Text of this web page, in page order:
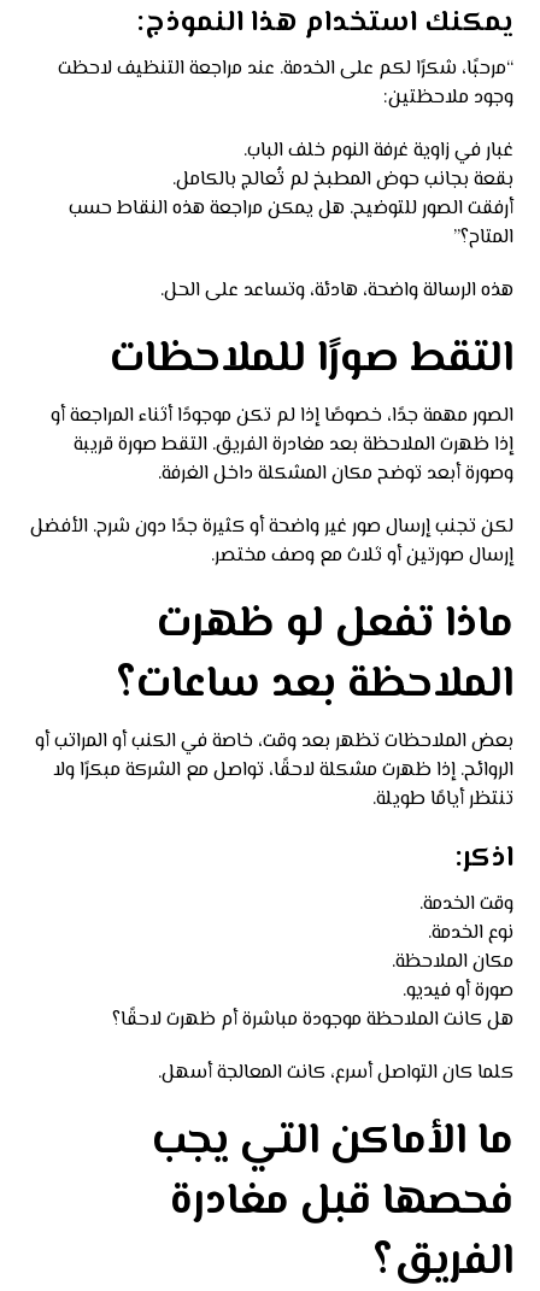
يمكنك استخدام هذا النموذج:
“مرحبًا، شكرًا لكم على الخدمة. عند مراجعة التنظيف لاحظت
وجود ملاحظتين:
غبار في زاوية غرفة النوم خلف الباب.
بقعة بجانب حوض المطبخ لم تُعالج بالكامل.
أرفقت الصور للتوضيح. هل يمكن مراجعة هذه النقاط حسب
المتاح؟”
هذه الرسالة واضحة، هادئة، وتساعد على الحل.
التقط صورًا للملاحظات
الصور مهمة جدًا، خصوصًا إذا لم تكن موجودًا أثناء المراجعة أو
إذا ظهرت الملاحظة بعد مغادرة الفريق. التقط صورة قريبة
وصورة أبعد توضح مكان المشكلة داخل الغرفة.
لكن تجنب إرسال صور غير واضحة أو كثيرة جدًا دون شرح. الأفضل
إرسال صورتين أو ثلاث مع وصف مختصر.
ماذا تفعل لو ظهرت
الملاحظة بعد ساعات؟
بعض الملاحظات تظهر بعد وقت، خاصة في الكنب أو المراتب أو
الروائح. إذا ظهرت مشكلة لاحقًا، تواصل مع الشركة مبكرًا ولا
تنتظر أيامًا طويلة.
اذكر:
وقت الخدمة.
نوع الخدمة.
مكان الملاحظة.
صورة أو فيديو.
هل كانت الملاحظة موجودة مباشرة أم ظهرت لاحقًا؟
كلما كان التواصل أسرع، كانت المعالجة أسهل.
ما الأماكن التي يجب
فحصها قبل مغادرة
الفريق؟